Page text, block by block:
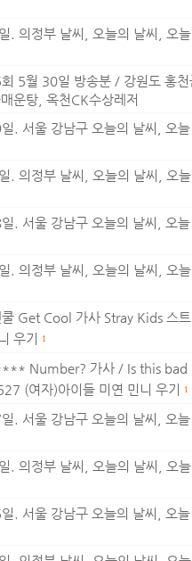
. 의정부 날씨, 오늘의 날씨, 오
5월 30일 방송분 / 강원도 홍천
운탕, 옥천CK수상레저
. 서울 강남구 오늘의 날씨, 오
. 의정부 날씨, 오늘의 날씨, 오
. 서울 강남구 오늘의 날씨, 오
. 의정부 날씨, 오늘의 날씨, 오
Get Cool 가사 Stray Kids 스
우기 1
Number? 가사 / Is this
(여자)아이들 미연 민니 우기 1
. 서울 강남구 오늘의 날씨, 오
. 의정부 날씨, 오늘의 날씨, 오
. 서울 강남구 오늘의 날씨, 오